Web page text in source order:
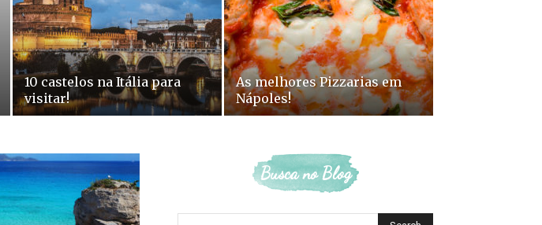
10 castelos na Itália para
visitar!
As melhores Pizzarias em
Nápoles!
Busca no Blog